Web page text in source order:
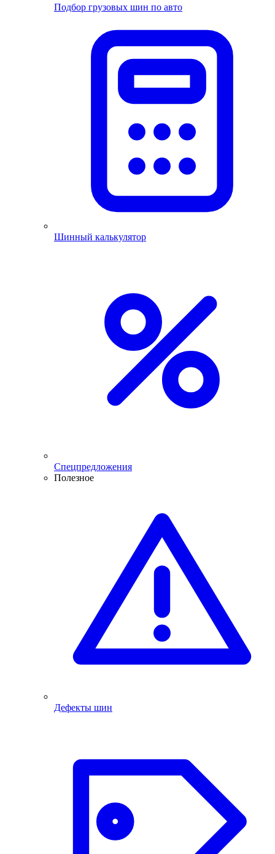
Подбор грузовых шин по авто
Шинный калькулятор
Спецпредложения
Полезное
Дефекты шин